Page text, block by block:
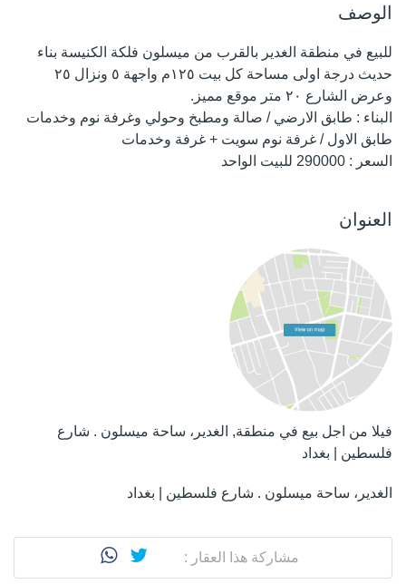
الوصف
للبيع في منطقة الغدير بالقرب من ميسلون فلكة الكنيسة بناء
حديث درجة اولى مساحة كل بيت ١٢٥م واجهة ٥ ونزال ٢٥
وعرض الشارع ٢٠ متر موقع مميز.
البناء : طابق الارضي / صالة ومطبخ وحولي وغرفة نوم وخدمات
طابق الاول / غرفة نوم سويت + غرفة وخدمات
السعر : 290000 للبیت الواحد
العنوان
فيلا من اجل بيع في منطقة, الغدير، ساحة ميسلون . شارع
فلسطين | بغداد
الغدير، ساحة ميسلون . شارع فلسطين | بغداد
مشاركة هذا العقار :